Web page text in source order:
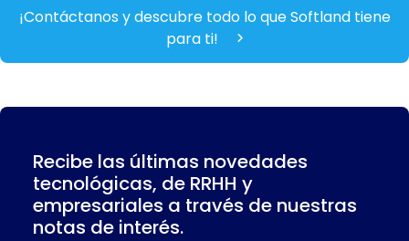
¡Contáctanos y descubre todo lo que Softland tiene
para ti!
Recibe las últimas novedades
tecnológicas, de RRHH y
empresariales a través de nuestras
notas de interés.